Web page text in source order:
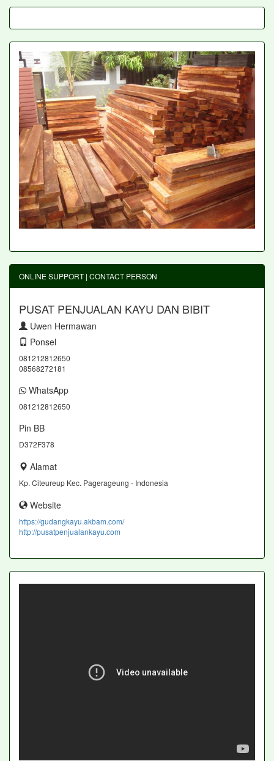
ONLINE SUPPORT | CONTACT PERSON
PUSAT PENJUALAN KAYU DAN BIBIT
Uwen Hermawan
Ponsel
081212812650
08568272181
WhatsApp
081212812650
Pin BB
D372F378
Alamat
Kp. Citeureup Kec. Pagerageung - Indonesia
Website
https://gudangkayu.akbam.com/
http://pusatpenjualankayu.com